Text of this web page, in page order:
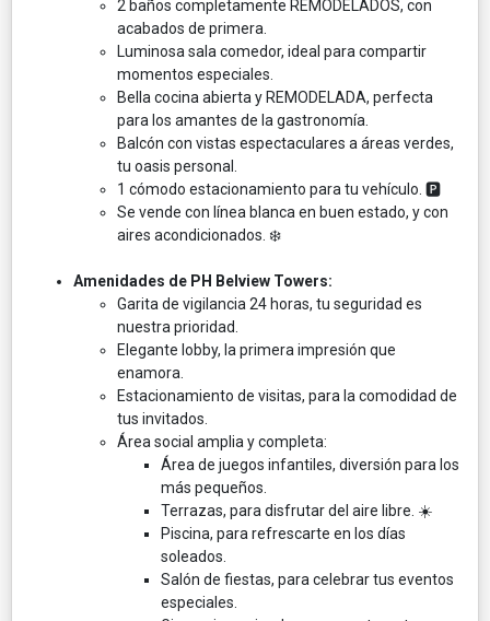
2 baños completamente REMODELADOS, con
acabados de primera.
Luminosa sala comedor, ideal para compartir
momentos especiales. ️️
Bella cocina abierta y REMODELADA, perfecta
para los amantes de la gastronomía.
Balcón con vistas espectaculares a áreas verdes,
tu oasis personal. ️
1 cómodo estacionamiento para tu vehículo. 🅿️
Se vende con línea blanca en buen estado, y con
aires acondicionados. ❄️
Amenidades de PH Belview Towers:
Garita de vigilancia 24 horas, tu seguridad es
nuestra prioridad. ️
Elegante lobby, la primera impresión que
enamora.
Estacionamiento de visitas, para la comodidad de
tus invitados.
Área social amplia y completa:
Área de juegos infantiles, diversión para los
más pequeños.
Terrazas, para disfrutar del aire libre. ☀️
Piscina, para refrescarte en los días
soleados.
Salón de fiestas, para celebrar tus eventos
especiales.